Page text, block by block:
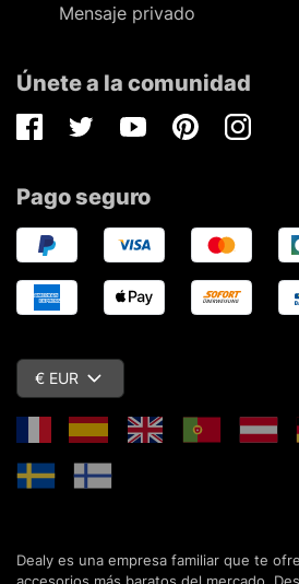
Mensaje privado
Únete a la comunidad
FacebookTwitterYoutubePinterestInstagram
Pago seguro
€ EUR
Dealy es una empresa familiar que te